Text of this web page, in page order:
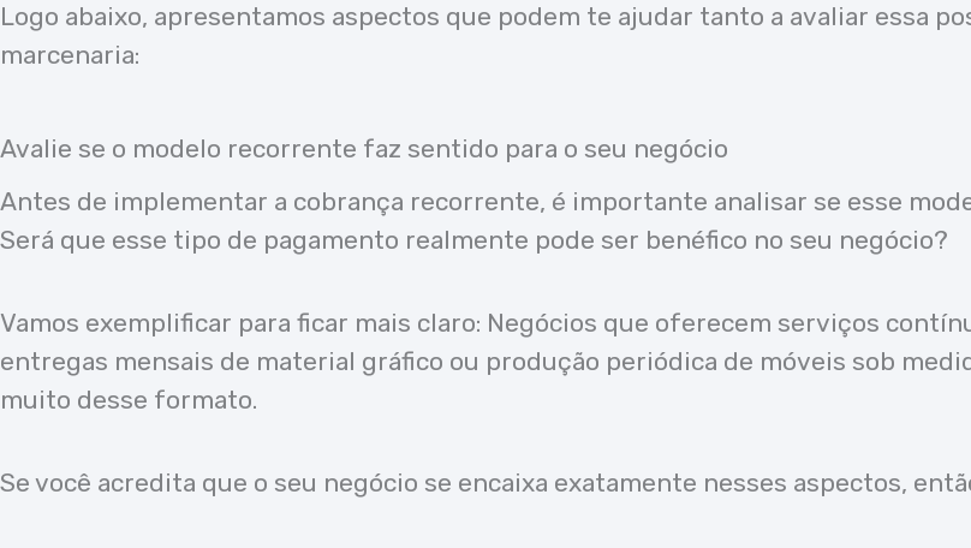
Logo abaixo, apresentamos aspectos que podem te ajudar tanto a avaliar essa
marcenaria:
Avalie se o modelo recorrente faz sentido para o seu negócio
Antes de implementar a cobrança recorrente, é importante analisar se esse
Será que esse tipo de pagamento realmente pode ser benéfico no seu negócio?
Vamos exemplificar para ficar mais claro: Negócios que oferecem serviços
entregas mensais de material gráfico ou produção periódica de móveis sob
muito desse formato.
Se você acredita que o seu negócio se encaixa exatamente nesses aspectos,